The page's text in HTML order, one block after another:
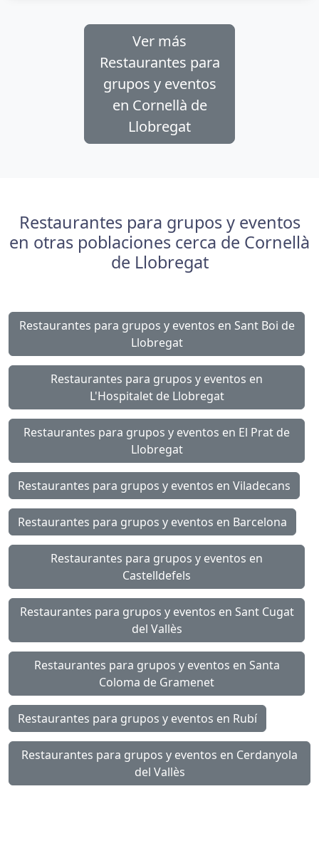
Ver más
Restaurantes para
grupos y eventos
en Cornellà de
Llobregat
Restaurantes para grupos y eventos
en otras poblaciones cerca de Cornellà
de Llobregat
Restaurantes para grupos y eventos en Sant Boi de
Llobregat
Restaurantes para grupos y eventos en
L'Hospitalet de Llobregat
Restaurantes para grupos y eventos en El Prat de
Llobregat
Restaurantes para grupos y eventos en Viladecans
Restaurantes para grupos y eventos en Barcelona
Restaurantes para grupos y eventos en
Castelldefels
Restaurantes para grupos y eventos en Sant Cugat
del Vallès
Restaurantes para grupos y eventos en Santa
Coloma de Gramenet
Restaurantes para grupos y eventos en Rubí
Restaurantes para grupos y eventos en Cerdanyola
del Vallès